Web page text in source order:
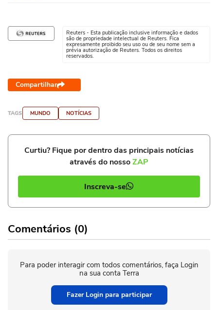
Reuters - Esta publicação inclusive informação e dados
são de propriedade intelectual de Reuters. Fica
expresamente proibido seu uso ou de seu nome sem a
prévia autorização de Reuters. Todos os direitos
reservados.
Compartilhar
TAGS MUNDO NOTÍCIAS
Curtiu? Fique por dentro das principais notícias
através do nossoZAP
Inscreva-se
Comentários (0)
Para poder interagir com todos comentários, faça Login
na sua conta Terra
Fazer Login para participar